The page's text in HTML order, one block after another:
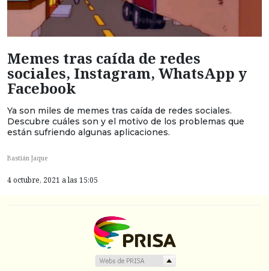
Memes tras caída de redes
sociales, Instagram, WhatsApp y
Facebook
Ya son miles de memes tras caída de redes sociales.
Descubre cuáles son y el motivo de los problemas que
están sufriendo algunas aplicaciones.
Bastián Jaque
4 octubre, 2021 a las 15:05